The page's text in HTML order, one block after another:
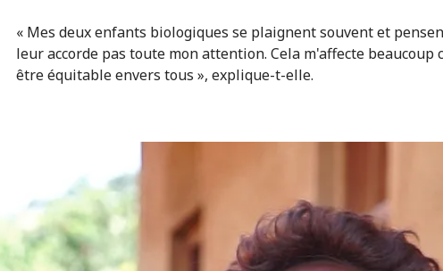
« Mes deux enfants biologiques se plaignent souvent et
leur accorde pas toute mon attention. Cela m'affecte beaucoup
être équitable envers tous », explique-t-elle.